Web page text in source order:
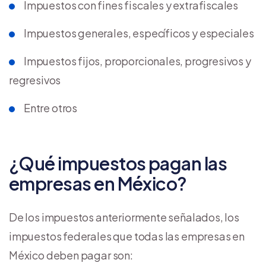
Impuestos con fines fiscales y extrafiscales
Impuestos generales, específicos y especiales
Impuestos fijos, proporcionales, progresivos y
regresivos
Entre otros
¿Qué impuestos pagan las
empresas en México?
De los impuestos anteriormente señalados, los
impuestos federales que todas las empresas en
México deben pagar son: